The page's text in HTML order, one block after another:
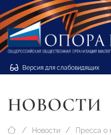
Версия для слабовидящих
НОВОСТИ
Новости Пресса о